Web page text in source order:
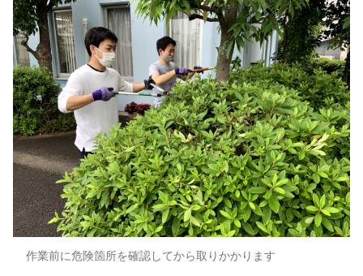
作業前に危険箇所を確認してから取りかかります